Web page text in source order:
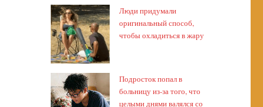
Люди придумали
оригинальный способ,
чтобы охладиться в жару
Подросток попал в
больницу из-за того, что
целыми днями валялся со